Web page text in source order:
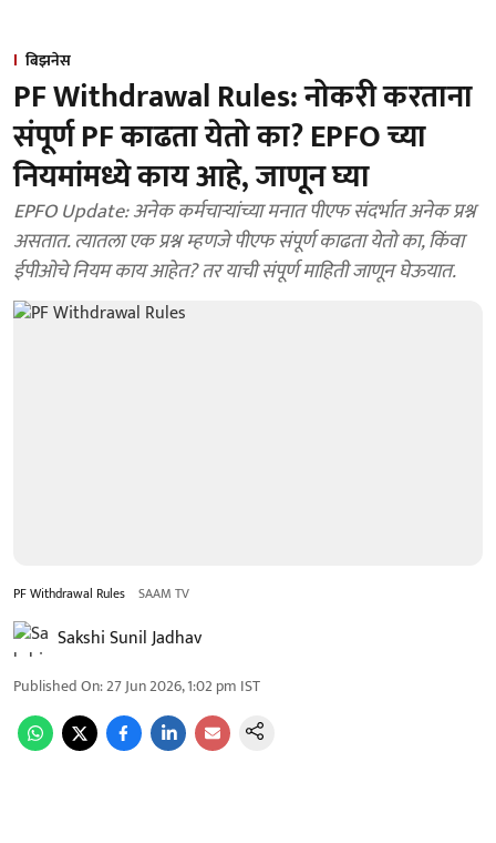
बिझनेस
PF Withdrawal Rules: नोकरी करताना
संपूर्ण PF काढता येतो का? EPFO च्या
नियमांमध्ये काय आहे, जाणून घ्या
EPFO Update: अनेक कर्मचाऱ्यांच्या मनात पीएफ संदर्भात अनेक प्रश्न
असतात. त्यातला एक प्रश्न म्हणजे पीएफ संपूर्ण काढता येतो का, किंवा
ईपीओचे नियम काय आहेत? तर याची संपूर्ण माहिती जाणून घेऊयात.
PF Withdrawal Rules SAAM TV
Sakshi Sunil Jadhav
Published On:27 Jun 2026, 1:02 pm IST